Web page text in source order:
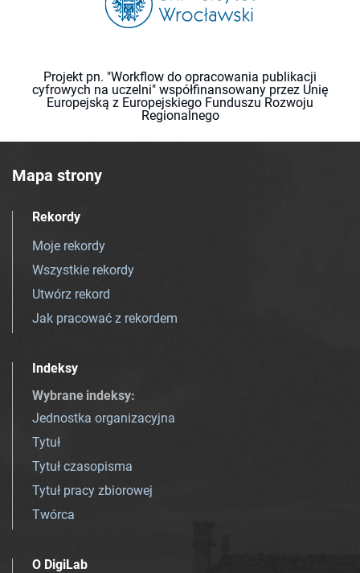
Projekt pn. "Workflow do opracowania publikacji
cyfrowych na uczelni" współfinansowany przez Unię
Europejską z Europejskiego Funduszu Rozwoju
Regionalnego
Mapa strony
Rekordy
Moje rekordy
Wszystkie rekordy
Utwórz rekord
Jak pracować z rekordem
Indeksy
Wybrane indeksy:
Jednostka organizacyjna
Tytuł
Tytuł czasopisma
Tytuł pracy zbiorowej
Twórca
O DigiLab